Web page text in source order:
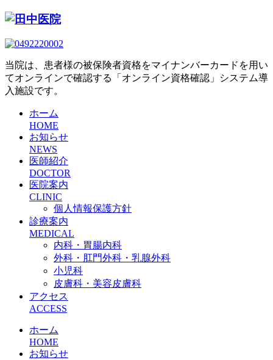
当院は、患者様の被保険者資格をマイナンバーカードを用い
てオンラインで確認する「オンライン資格確認」システム導
入施設です。
ホーム
HOME
お知らせ
NEWS
医師紹介
DOCTOR
医院案内
CLINIC
個人情報保護方針
診療案内
MEDICAL
内科・胃腸内科
外科・肛門外科・乳腺外科
小児科
皮膚科・美容皮膚科
アクセス
ACCESS
ホーム
HOME
お知らせ